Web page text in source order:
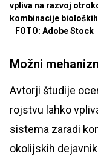
vpliva na razvoj
kombinacije
FOTO: Adobe Stock
Možni
Avtorji študije
rojstvu lahko
sistema zaradi
okolijskih